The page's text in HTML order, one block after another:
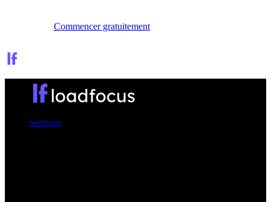
Commencer gratuitement
Services